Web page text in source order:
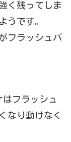
く残ってしま
うです。
フラッシュバ
フラッシュ
なり動けなく